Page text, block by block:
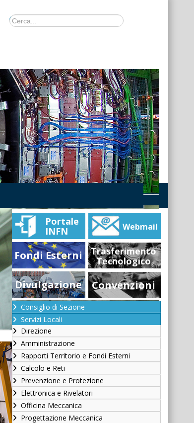
Portale
INFN
Webmail
Fondi Esterni
Trasferimento
Tecnologico
Divulgazione Convenzioni
Consiglio di Sezione
Servizi Locali
Direzione
Amministrazione
Rapporti Territorio e Fondi Esterni
Calcolo e Reti
Prevenzione e Protezione
Elettronica e Rivelatori
Officina Meccanica
Progettazione Meccanica